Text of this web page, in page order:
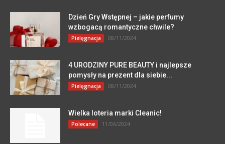
Dzień Gry Wstępnej – jakie perfumy
wzbogacą romantyczne chwile?
Pielęgnacja 08/11/2024
4 URODZINY PURE BEAUTY i najlepsze
pomysły na prezent dla siebie...
Pielęgnacja 08/11/2024
Wielka loteria marki Cleanic!
Polecane 11/06/2024